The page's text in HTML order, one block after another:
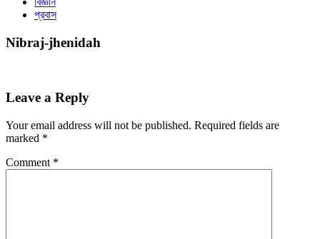
প্রবাস
Nibraj-jhenidah
Leave a Reply
Your email address will not be published. Required fields are
marked *
Comment *